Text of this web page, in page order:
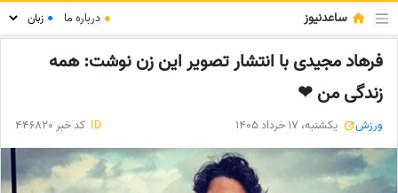
ساعدنیوز ● درباره ما ●
فرهاد مجیدی با انتشار تصویر این زن نوشت: همه
زندگی من ❤
ورزش یکشنبه، 17 خرداد 1405 ID کد خبر 446820